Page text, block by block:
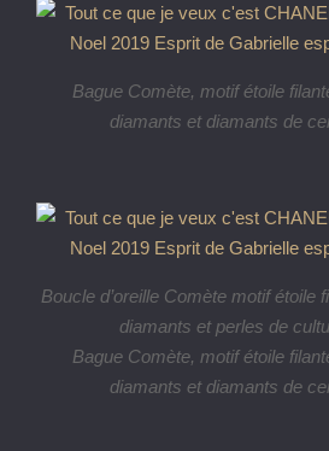
Bague Comète, motif étoile
diamants et diamants de
Boucle d’oreille Comète motif étoile
diamants et perles de
Bague Comète, motif étoile
diamants et diamants de